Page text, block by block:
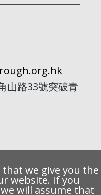
山路33號突破青
that we give you the
website. If you
will assume that